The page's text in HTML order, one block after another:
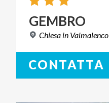
GEMBRO
Chiesa in Valmalenco
CONTATTA